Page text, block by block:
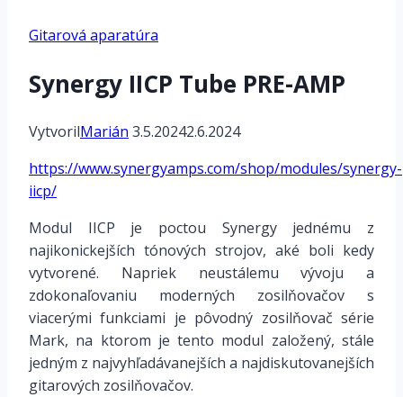
Gitarová aparatúra
Synergy IICP Tube PRE-AMP
VytvorilMarián 3.5.20242.6.2024
https://www.synergyamps.com/shop/modules/synergy-
iicp/
Modul IICP je poctou Synergy jednému z
najikonickejších tónových strojov, aké boli kedy
vytvorené. Napriek neustálemu vývoju a
zdokonaľovaniu moderných zosilňovačov s
viacerými funkciami je pôvodný zosilňovač série
Mark, na ktorom je tento modul založený, stále
jedným z najvyhľadávanejších a najdiskutovanejších
gitarových zosilňovačov.